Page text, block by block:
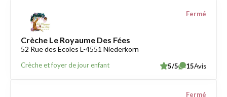
Crèche Le Royaume Des Fées
52 Rue des Ecoles L-4551 Niederkorn
Crèche et foyer de jour enfant
Fermé
5/5 15Avis
Fermé